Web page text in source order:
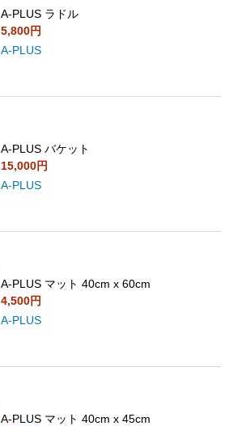
A-PLUS ラドル
5,800円
A-PLUS
A-PLUS バケット
15,000円
A-PLUS
A-PLUS マット 40cm x 60cm
4,500円
A-PLUS
A-PLUS マット 40cm x 45cm